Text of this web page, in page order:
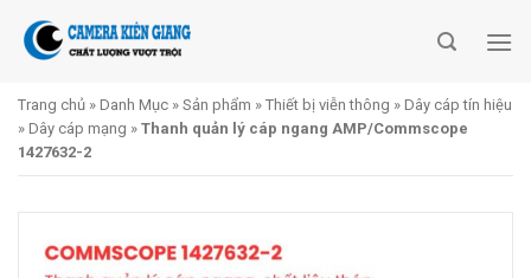
Trang chủ » Danh Mục » Sản phẩm » Thiết bị viễn thông » Dây cáp tín hiệu
» Dây cáp mạng » Thanh quản lý cáp ngang AMP/Commscope
1427632-2